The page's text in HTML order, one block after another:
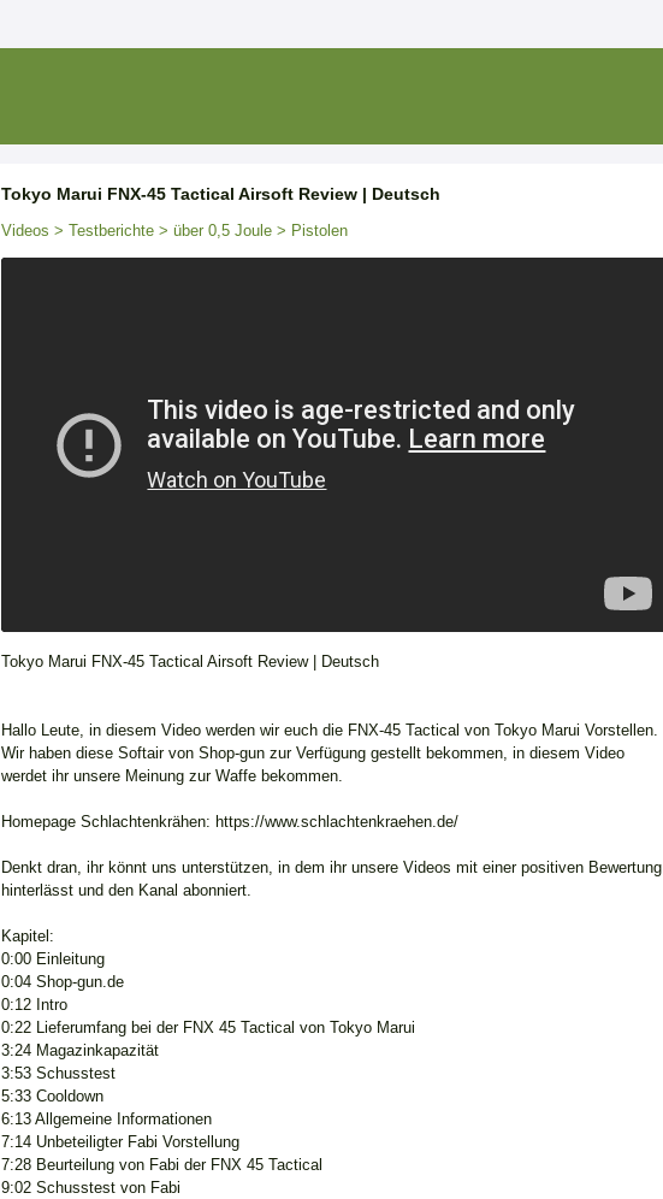
Tokyo Marui FNX-45 Tactical Airsoft Review | Deutsch
Videos > Testberichte > über 0,5 Joule > Pistolen
Tokyo Marui FNX-45 Tactical Airsoft Review | Deutsch
Hallo Leute, in diesem Video werden wir euch die FNX-45 Tactical von Tokyo Marui Vorstellen.
Wir haben diese Softair von Shop-gun zur Verfügung gestellt bekommen, in diesem Video
werdet ihr unsere Meinung zur Waffe bekommen.
Homepage Schlachtenkrähen: https://www.schlachtenkraehen.de/
Denkt dran, ihr könnt uns unterstützen, in dem ihr unsere Videos mit einer positiven Bewertung
hinterlässt und den Kanal abonniert.
Kapitel:
0:00 Einleitung
0:04 Shop-gun.de
0:12 Intro
0:22 Lieferumfang bei der FNX 45 Tactical von Tokyo Marui
3:24 Magazinkapazität
3:53 Schusstest
5:33 Cooldown
6:13 Allgemeine Informationen
7:14 Unbeteiligter Fabi Vorstellung
7:28 Beurteilung von Fabi der FNX 45 Tactical
9:02 Schusstest von Fabi